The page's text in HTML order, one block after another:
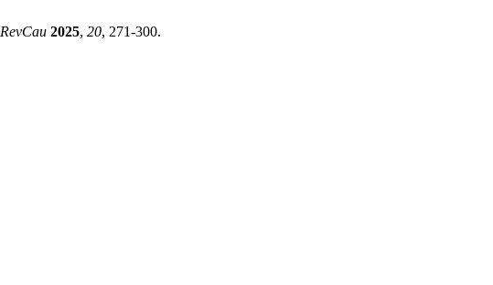
RevCau 2025, 20, 271-300.